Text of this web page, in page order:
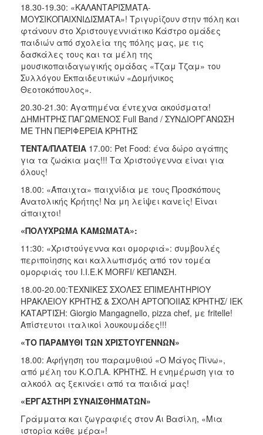
18.30-19.30: «ΚΑΛΑΝΤΑΡΙΣΜΑΤΑ-
ΜΟΥΣΙΚΟΠΑΙΧΝΙΔΙΣΜΑΤΑ»! Τριγυρίζουν στην πόλη και
φτάνουν στο Χριστουγεννιάτικο Κάστρο ομάδες
παιδιών από σχολεία της πόλης μας, με τις
δασκάλες τους και τα μέλη της
μουσικοπαιδαγωγικής ομάδας «Τζαμ Τζαμ» του
Συλλόγου Εκπαιδευτικών «Δομήνικος
Θεοτοκόπουλος».
20.30-21.30: Αγαπημένα έντεχνα ακούσματα!
ΔΗΜΗΤΡΗΣ ΠΑΓΩΜΕΝΟΣ Full Band / ΣΥΝΔΙΟΡΓΑΝΩΣΗ
ΜΕ ΤΗΝ ΠΕΡΙΦΕΡΕΙΑ ΚΡΗΤΗΣ
ΤΕΝΤΑ/ΠΛΑΤΕΙΑ 17.00: Pet Food: ένα δώρο αγάπης
για τα ζωάκια μας!!! Τα Χριστούγεννα είναι για
όλους!
18.00: «Άπαιχτα» παιχνίδια με τους Προσκόπους
Ανατολικής Κρήτης! Να μη λείψει κανείς! Είναι
άπαιχτοι!
«ΠΟΛΥΧΡΩΜΑ ΚΑΜΩΜΑΤΑ»:
11:30: «Χριστούγεννα και ομορφιά»: συμβουλές
περιποίησης και καλλωπισμός από τον τομέα
ομορφιάς του Ι.Ι.Ε.Κ MORFI/ ΚΕΠΑΝΣΗ.
18.00-20.00:ΤΕΧΝΙΚΕΣ ΣΧΟΛΕΣ ΕΠΙΜΕΛΗΤΗΡΙΟΥ
ΗΡΑΚΛΕΙΟΥ ΚΡΗΤΗΣ & ΣΧΟΛΗ ΑΡΤΟΠΟΙΙΑΣ ΚΡΗΤΗΣ/ ΙΕΚ
ΚΑΤΑΡΤΙΣΗ: Giorgio Mangagnello, pizza chef, με fritelle!
Απίστευτοι ιταλικοί λουκουμάδες!!!
«ΤΟ ΠΑΡΑΜΥΘΙ ΤΩΝ ΧΡΙΣΤΟΥΓΕΝΝΩΝ»
18.00: Αφήγηση του παραμυθιού «Ο Μάγος Πίνω»,
από μέλη του Κ.Ο.Π.Α. ΚΡΗΤΗΣ. Η ενημέρωση για το
αλκοόλ ας ξεκινάει από τα παιδιά μας!
«ΕΡΓΑΣΤΗΡΙ ΣΥΝΑΙΣΘΗΜΑΤΩΝ»
Γράμματα και ζωγραφιές στον Άι Βασίλη, «Μια
ιστορία κάθε μέρα»!